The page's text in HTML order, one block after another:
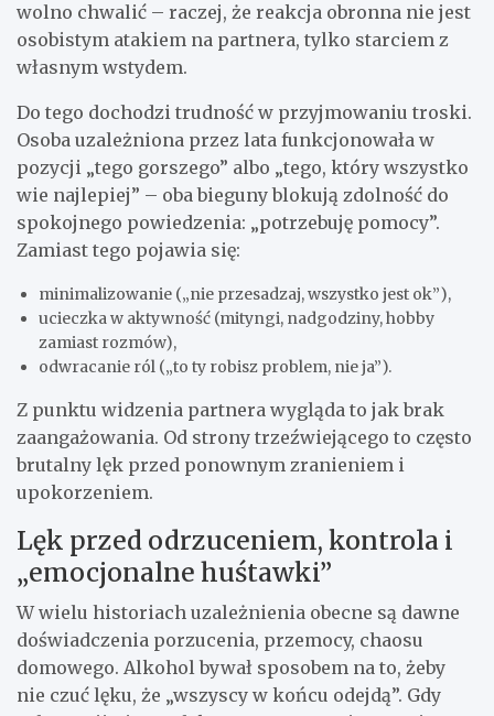
wolno chwalić – raczej, że reakcja obronna nie jest
osobistym atakiem na partnera, tylko starciem z
własnym wstydem.
Do tego dochodzi trudność w przyjmowaniu troski.
Osoba uzależniona przez lata funkcjonowała w
pozycji „tego gorszego” albo „tego, który wszystko
wie najlepiej” – oba bieguny blokują zdolność do
spokojnego powiedzenia: „potrzebuję pomocy”.
Zamiast tego pojawia się:
minimalizowanie („nie przesadzaj, wszystko jest ok”),
ucieczka w aktywność (mityngi, nadgodziny, hobby
zamiast rozmów),
odwracanie ról („to ty robisz problem, nie ja”).
Z punktu widzenia partnera wygląda to jak brak
zaangażowania. Od strony trzeźwiejącego to często
brutalny lęk przed ponownym zranieniem i
upokorzeniem.
Lęk przed odrzuceniem, kontrola i
„emocjonalne huśtawki”
W wielu historiach uzależnienia obecne są dawne
doświadczenia porzucenia, przemocy, chaosu
domowego. Alkohol bywał sposobem na to, żeby
nie czuć lęku, że „wszyscy w końcu odejdą”. Gdy